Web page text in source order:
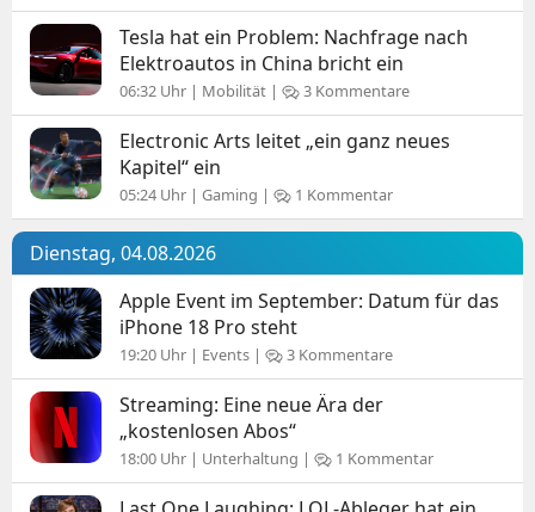
Tesla hat ein Problem: Nachfrage nach
Elektroautos in China bricht ein
06:32 Uhr | Mobilität | 3 Kommentare
Electronic Arts leitet „ein ganz neues
Kapitel“ ein
05:24 Uhr | Gaming | 1 Kommentar
Dienstag, 04.08.2026
Apple Event im September: Datum für das
iPhone 18 Pro steht
19:20 Uhr | Events | 3 Kommentare
Streaming: Eine neue Ära der
„kostenlosen Abos“
18:00 Uhr | Unterhaltung | 1 Kommentar